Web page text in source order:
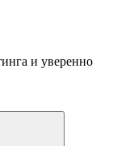
и уверенно